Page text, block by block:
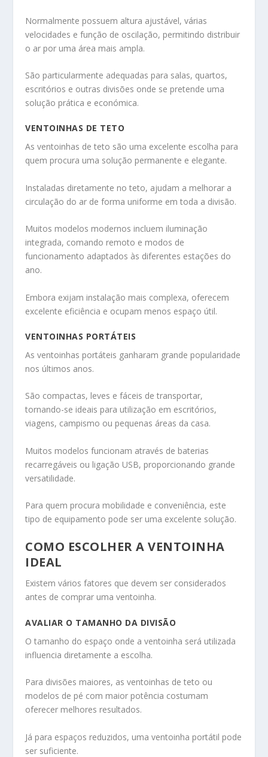
Normalmente possuem altura ajustável, várias
velocidades e função de oscilação, permitindo distribuir
o ar por uma área mais ampla.
São particularmente adequadas para salas, quartos,
escritórios e outras divisões onde se pretende uma
solução prática e económica.
VENTOINHAS DE TETO
As ventoinhas de teto são uma excelente escolha para
quem procura uma solução permanente e elegante.
Instaladas diretamente no teto, ajudam a melhorar a
circulação do ar de forma uniforme em toda a divisão.
Muitos modelos modernos incluem iluminação
integrada, comando remoto e modos de
funcionamento adaptados às diferentes estações do
ano.
Embora exijam instalação mais complexa, oferecem
excelente eficiência e ocupam menos espaço útil.
VENTOINHAS PORTÁTEIS
As ventoinhas portáteis ganharam grande popularidade
nos últimos anos.
São compactas, leves e fáceis de transportar,
tornando-se ideais para utilização em escritórios,
viagens, campismo ou pequenas áreas da casa.
Muitos modelos funcionam através de baterias
recarregáveis ou ligação USB, proporcionando grande
versatilidade.
Para quem procura mobilidade e conveniência, este
tipo de equipamento pode ser uma excelente solução.
COMO ESCOLHER A VENTOINHA
IDEAL
Existem vários fatores que devem ser considerados
antes de comprar uma ventoinha.
AVALIAR O TAMANHO DA DIVISÃO
O tamanho do espaço onde a ventoinha será utilizada
influencia diretamente a escolha.
Para divisões maiores, as ventoinhas de teto ou
modelos de pé com maior potência costumam
oferecer melhores resultados.
Já para espaços reduzidos, uma ventoinha portátil pode
ser suficiente.